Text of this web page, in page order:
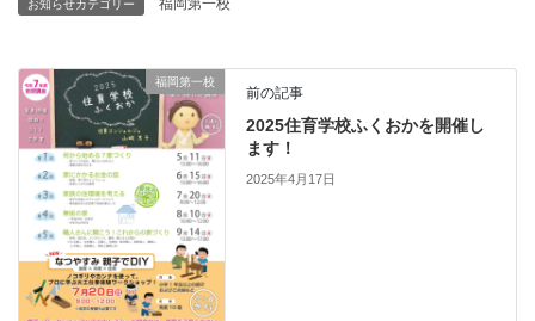
c
e
b
o
o
k
tt
er
e
お知らせカテゴリー 福岡第一校
福岡第一校
前の記事
2025住育学校ふくおかを開催し
ます！
2025年4月17日